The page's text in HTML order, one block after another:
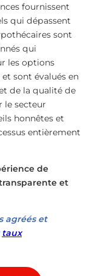
fournissent
qui dépassent
sont
qui
les options
sont évalués en
de la qualité de
le secteur
honnêtes et
entièrement
de
et
agréés et
taux